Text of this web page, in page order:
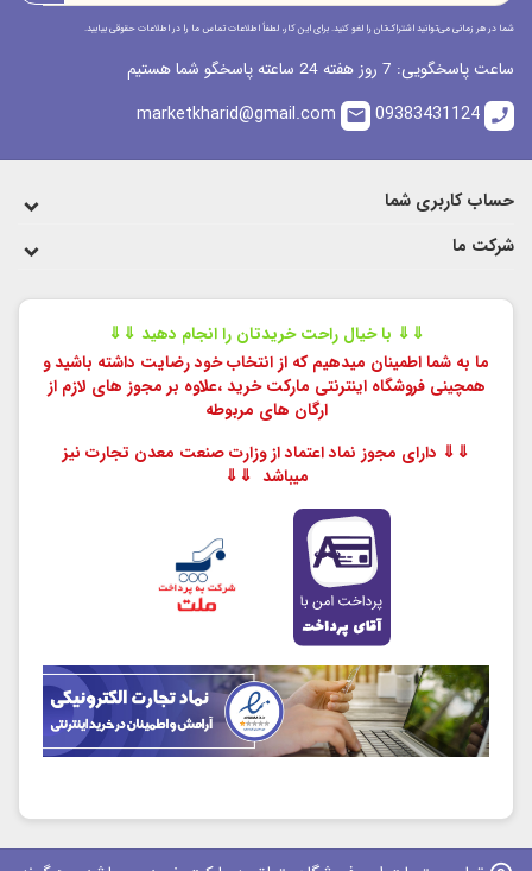
شما در هر زمانی می‌توانید اشتراک‌تان را لغو کنید. برای این کار، لطفاً اطلاعات تماس ما را در اطلاعات حقوقی بیابید.
ساعت پاسخگویی: 7 روز هفته 24 ساعته پاسخگو شما هستیم
call
09383431124
email
حساب کاربری شما
شرکت ما
⇓⇓ با خیال راحت خریدتان را انجام دهید ⇓⇓
ما به شما اطمینان میدهیم که از انتخاب خود رضایت داشته باشید و
همچینی فروشگاه اینترنتی مارکت خرید ،علاوه بر مجوز های لازم از
ارگان های مربوطه
⇓⇓ دارای مجوز نماد اعتماد از وزارت صنعت معدن تجارت نیز
میباشد ⇓⇓